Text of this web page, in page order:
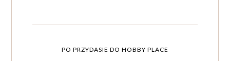
PO PRZYDASIE DO HOBBY PLACE